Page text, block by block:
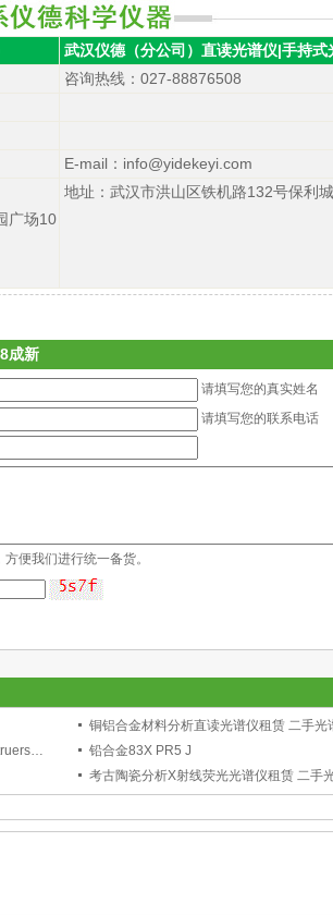
武汉仪德（分公司） 直读光谱仪|手持式
咨询热线 ：027-88876508
E-mail：info@yidekeyi.com
广场10
地址：武汉市洪山区铁机路132号保利城
成新
请填写您的真实姓名
请填写您的联系电话
便我们进行统一备货。
铜铝合金材料分析直读光谱仪租赁 二手光
STRUCTUREEXPERT 金相分析仪 金相分析设备 Struers司特尔
铅合金83X PR5 J
考古陶瓷分析X射线荧光光谱仪租赁 二手